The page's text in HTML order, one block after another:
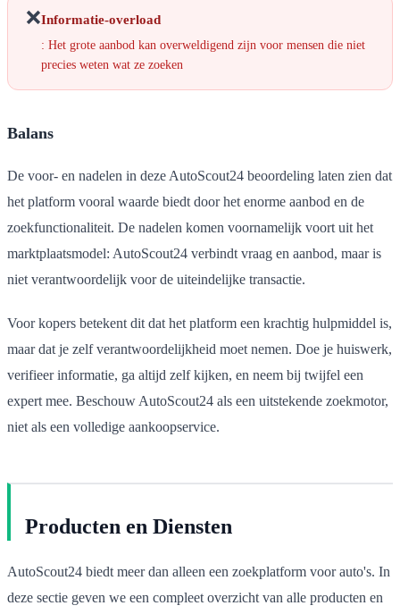
❌Informatie-overload
: Het grote aanbod kan overweldigend zijn voor mensen die niet
precies weten wat ze zoeken
Balans
De voor- en nadelen in deze AutoScout24 beoordeling laten zien dat
het platform vooral waarde biedt door het enorme aanbod en de
zoekfunctionaliteit. De nadelen komen voornamelijk voort uit het
marktplaatsmodel: AutoScout24 verbindt vraag en aanbod, maar is
niet verantwoordelijk voor de uiteindelijke transactie.
Voor kopers betekent dit dat het platform een krachtig hulpmiddel is,
maar dat je zelf verantwoordelijkheid moet nemen. Doe je huiswerk,
verifieer informatie, ga altijd zelf kijken, en neem bij twijfel een
expert mee. Beschouw AutoScout24 als een uitstekende zoekmotor,
niet als een volledige aankoopservice.
Producten en Diensten
AutoScout24 biedt meer dan alleen een zoekplatform voor auto's. In
deze sectie geven we een compleet overzicht van alle producten en